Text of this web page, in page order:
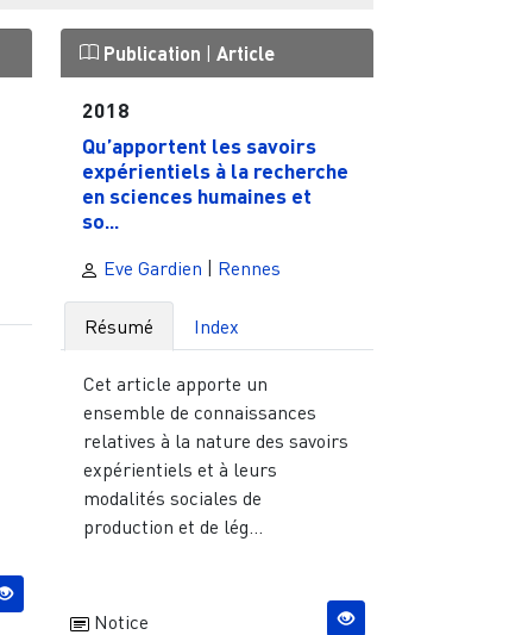
Publication | Article
2018
Qu’apportent les savoirs
expérientiels à la recherche
en sciences humaines et
so...
Eve Gardien | Rennes
Résumé Index
Cet article apporte un
ensemble de connaissances
relatives à la nature des savoirs
expérientiels et à leurs
modalités sociales de
production et de lég...
Notice